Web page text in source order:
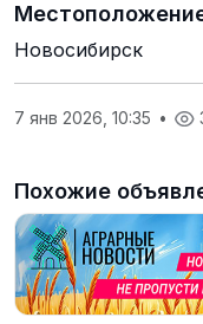
Новосибирск
7 янв 2026, 10:35 •
Похожие